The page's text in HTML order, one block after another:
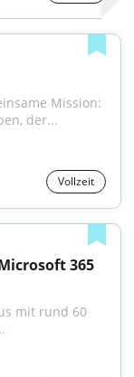
Mission:
der...
Vollzeit
365
mit rund 60